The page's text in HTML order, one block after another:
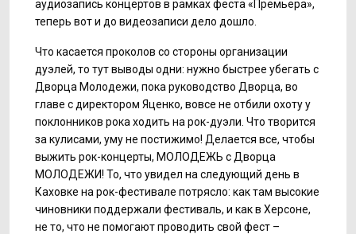
аудиозапись концертов в рамках феста «Премьера»,
теперь вот и до видеозаписи дело дошло.
Что касается проколов со стороны организации
дуэлей, то тут выводы одни: нужно быстрее убегать с
Дворца Молодежи, пока руководство Дворца, во
главе с директором Яценко, вовсе не отбили охоту у
поклонников рока ходить на рок-дуэли. Что творится
за кулисами, уму не постижимо! Делается все, чтобы
выжить рок-концерты, МОЛОДЕЖЬ с Дворца
МОЛОДЕЖИ! То, что увидел на следующий день в
Каховке на рок-фестивале потрясло: как там высокие
чиновники поддержали фестиваль, и как в Херсоне,
не то, что не помогают проводить свой фест –